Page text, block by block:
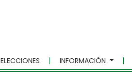
ELECCIONES INFORMACIÓN